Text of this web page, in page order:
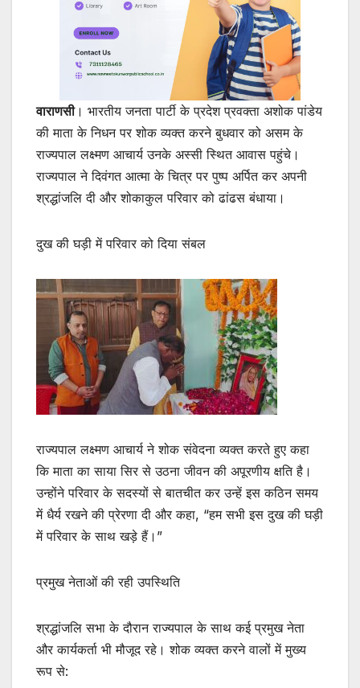
वाराणसी। भारतीय जनता पार्टी के प्रदेश प्रवक्ता अशोक पांडेय
की माता के निधन पर शोक व्यक्त करने बुधवार को असम के
राज्यपाल लक्ष्मण आचार्य उनके अस्सी स्थित आवास पहुंचे।
राज्यपाल ने दिवंगत आत्मा के चित्र पर पुष्प अर्पित कर अपनी
श्रद्धांजलि दी और शोकाकुल परिवार को ढांढस बंधाया।
दुख की घड़ी में परिवार को दिया संबल
राज्यपाल लक्ष्मण आचार्य ने शोक संवेदना व्यक्त करते हुए कहा
कि माता का साया सिर से उठना जीवन की अपूरणीय क्षति है।
उन्होंने परिवार के सदस्यों से बातचीत कर उन्हें इस कठिन समय
में धैर्य रखने की प्रेरणा दी और कहा, “हम सभी इस दुख की घड़ी
में परिवार के साथ खड़े हैं।”
प्रमुख नेताओं की रही उपस्थिति
श्रद्धांजलि सभा के दौरान राज्यपाल के साथ कई प्रमुख नेता
और कार्यकर्ता भी मौजूद रहे। शोक व्यक्त करने वालों में मुख्य
रूप से: